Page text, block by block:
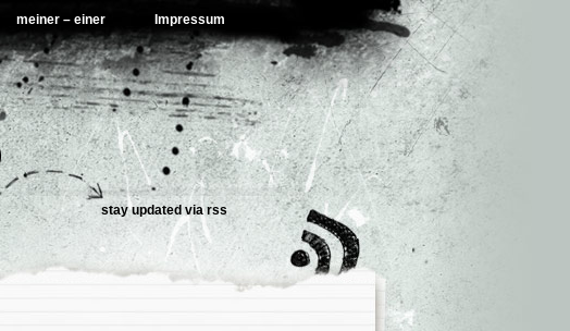
meiner – einer Impressum
stay updated viarss